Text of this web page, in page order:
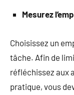
Mesurez
Choisissez un
tâche. Afin de
réfléchissez aux
pratique, vous